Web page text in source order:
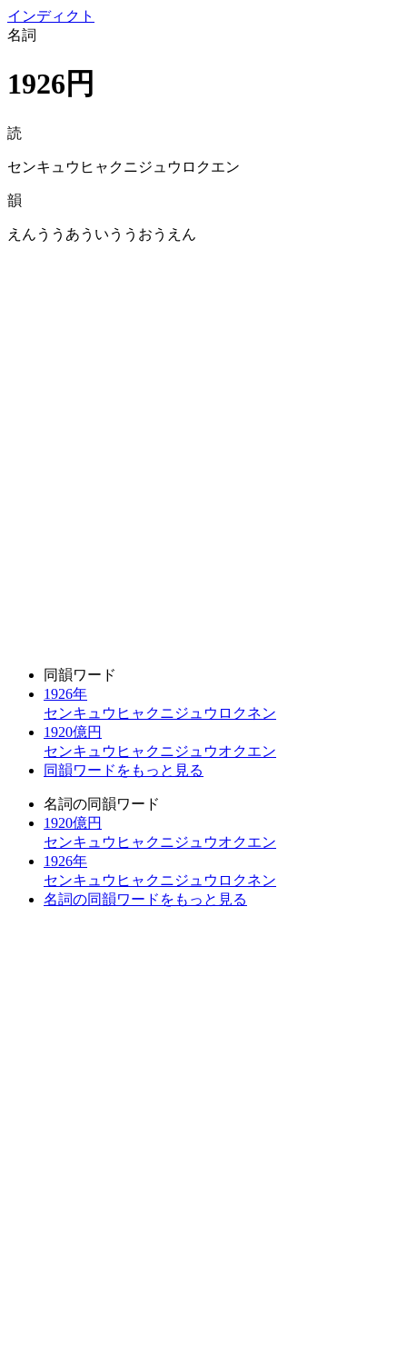
インディクト
名詞
1926円
読
センキュウヒャクニジュウロクエン
韻
えんううあういううおうえん
同韻ワード
1926年
センキュウヒャクニジュウロクネン
1920億円
センキュウヒャクニジュウオクエン
同韻ワードをもっと見る
名詞の同韻ワード
1920億円
センキュウヒャクニジュウオクエン
1926年
センキュウヒャクニジュウロクネン
名詞の同韻ワードをもっと見る